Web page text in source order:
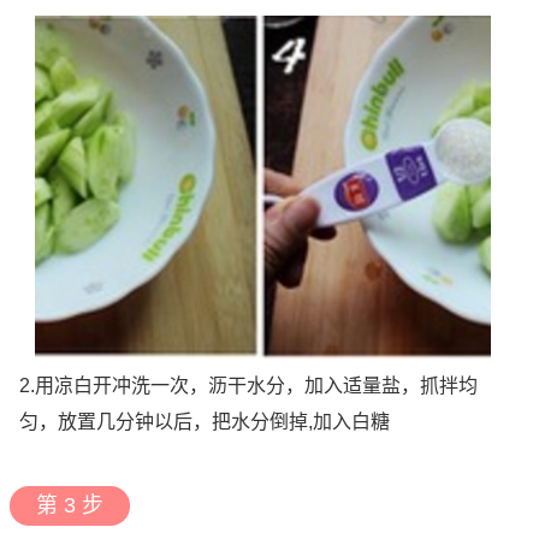
2.用凉白开冲洗一次，沥干水分，加入适量盐，抓拌均
匀，放置几分钟以后，把水分倒掉,加入白糖
第 3 步